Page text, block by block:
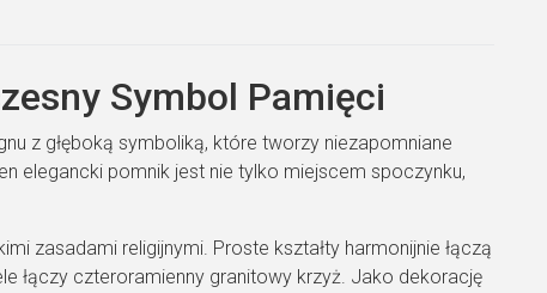
Symbol Pamięci
z głęboką symboliką, które tworzy niezapomniane
elegancki pomnik jest nie tylko miejscem spoczynku,
zasadami religijnymi. Proste kształty harmonijnie łączą
łączy czteroramienny granitowy krzyż. Jako dekorację